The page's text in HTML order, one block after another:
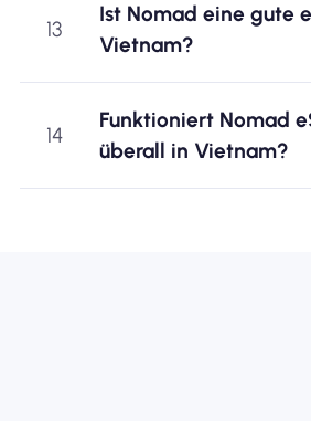
13
Ist Nomad eine gute
Vietnam?
14
Funktioniert Nomad
überall in Vietnam?